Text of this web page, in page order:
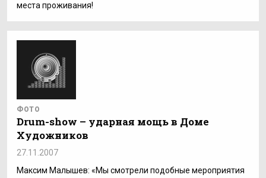
места проживания!
ФОТО
Drum-show – ударная мощь в Доме
Художников
27.11.2007
Максим Малышев: «Мы смотрели подобные мероприятия